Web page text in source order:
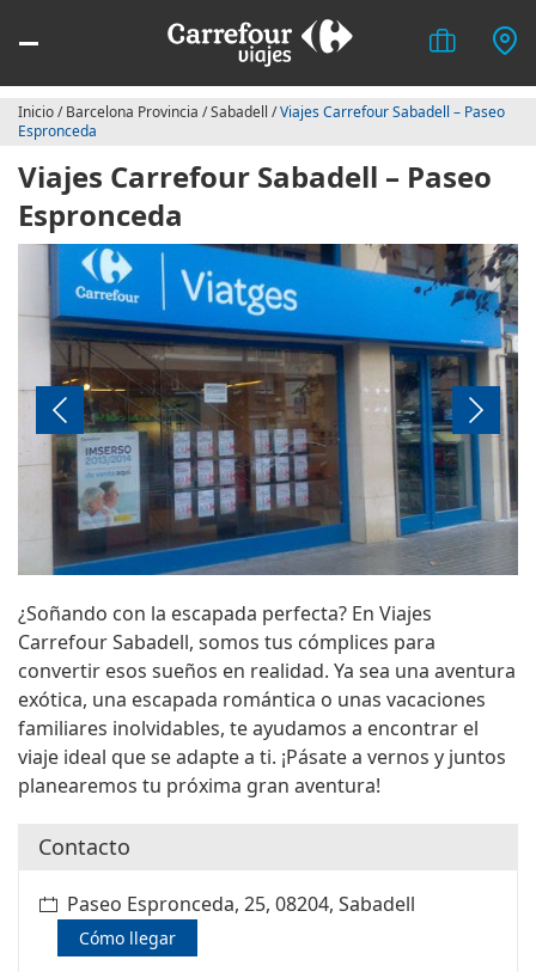
Inicio/Barcelona Provincia /Sabadell /Viajes Carrefour Sabadell – Paseo
Espronceda
Viajes Carrefour Sabadell – Paseo
Espronceda
¿Soñando con la escapada perfecta? En Viajes
Carrefour Sabadell, somos tus cómplices para
convertir esos sueños en realidad. Ya sea una aventura
exótica, una escapada romántica o unas vacaciones
familiares inolvidables, te ayudamos a encontrar el
viaje ideal que se adapte a ti. ¡Pásate a vernos y juntos
planearemos tu próxima gran aventura!
Contacto
Paseo Espronceda, 25, 08204, Sabadell
Cómo llegar